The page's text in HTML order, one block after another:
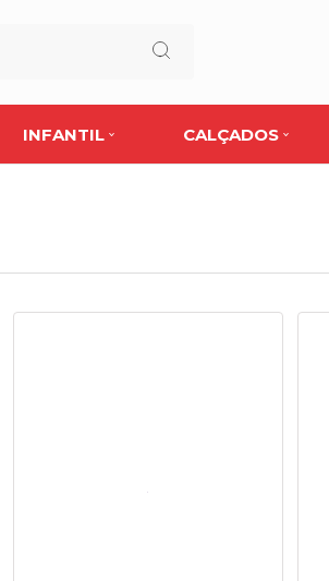
INFANTIL CALÇADOS